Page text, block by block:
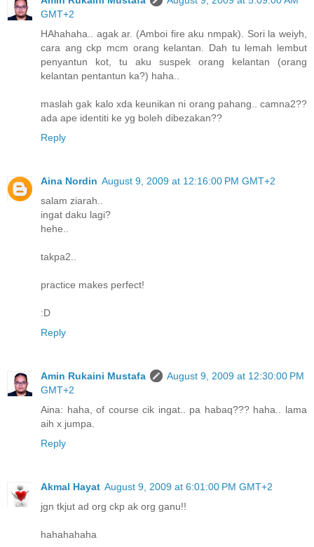
GMT+2
HAhahaha.. agak ar. (Amboi fire aku nmpak). Sori la weiyh,
cara ang ckp mcm orang kelantan. Dah tu lemah lembut
penyantun kot, tu aku suspek orang kelantan (orang
kelantan pentantun ka?) haha..
maslah gak kalo xda keunikan ni orang pahang.. camna2??
ada ape identiti ke yg boleh dibezakan??
Reply
Aina Nordin August 9, 2009 at 12:16:00 PM GMT+2
salam ziarah..
ingat daku lagi?
hehe..
takpa2..
practice makes perfect!
:D
Reply
Amin Rukaini Mustafa
August 9, 2009 at 12:30:00 PM
GMT+2
Aina: haha, of course cik ingat.. pa habaq??? haha.. lama
aih x jumpa.
Reply
Akmal Hayat August 9, 2009 at 6:01:00 PM GMT+2
jgn tkjut ad org ckp ak org ganu!!
hahahahaha